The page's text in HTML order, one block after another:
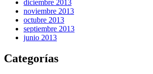
diciembre 2013
noviembre 2013
octubre 2013
septiembre 2013
junio 2013
Categorías